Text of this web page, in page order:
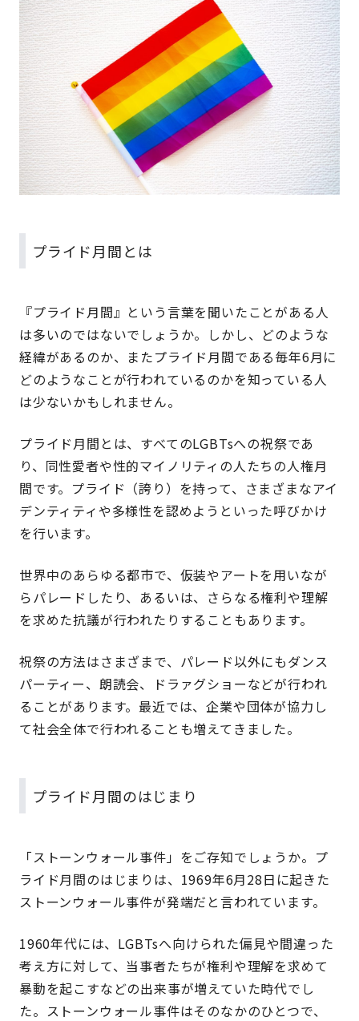
プライド月間とは
『プライド月間』という言葉を聞いたことがある人
は多いのではないでしょうか。しかし、どのような
経緯があるのか、またプライド月間である毎年6月に
どのようなことが行われているのかを知っている人
は少ないかもしれません。
プライド月間とは、すべてのLGBTsへの祝祭であ
り、同性愛者や性的マイノリティの人たちの人権月
間です。プライド（誇り）を持って、さまざまなアイ
デンティティや多様性を認めようといった呼びかけ
を行います。
世界中のあらゆる都市で、仮装やアートを用いなが
らパレードしたり、あるいは、さらなる権利や理解
を求めた抗議が行われたりすることもあります。
祝祭の方法はさまざまで、パレード以外にもダンス
パーティー、朗読会、ドラァグショーなどが行われ
ることがあります。最近では、企業や団体が協力し
て社会全体で行われることも増えてきました。
プライド月間のはじまり
「ストーンウォール事件」をご存知でしょうか。プ
ライド月間のはじまりは、1969年6月28日に起きた
ストーンウォール事件が発端だと言われています。
1960年代には、LGBTsへ向けられた偏見や間違った
考え方に対して、当事者たちが権利や理解を求めて
暴動を起こすなどの出来事が増えていた時代でし
た。ストーンウォール事件はそのなかのひとつで、